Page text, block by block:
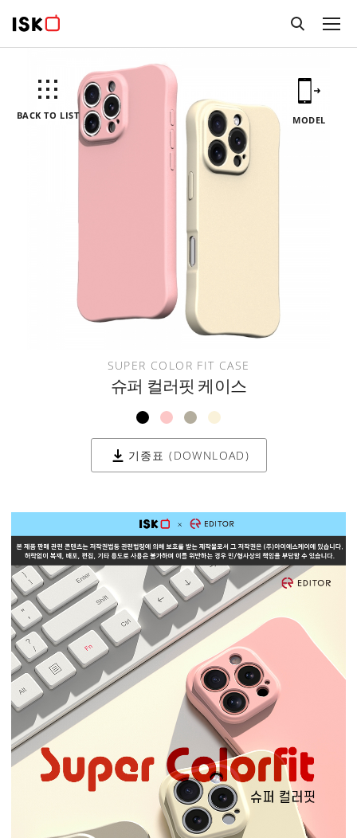
SUPER COLOR FIT CASE
슈퍼 컬러핏 케이스
기종표 (DOWNLOAD)
BACK TO LIST MODEL